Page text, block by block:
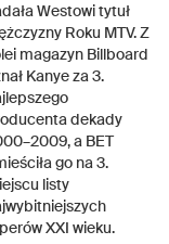
Westowi tytuł
Roku MTV. Z
magazyn Billboard
Kanye za 3.
dekady
a BET
go na 3.
listy
XXI wieku.